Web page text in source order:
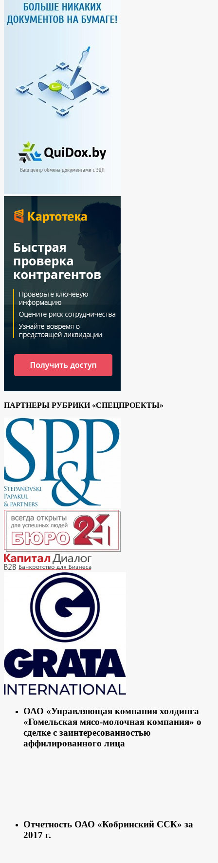
ПАРТНЕРЫ РУБРИКИ «СПЕЦПРОЕКТЫ»
ОАО «Управляющая компания холдинга
«Гомельская мясо-молочная компания» о
сделке с заинтересованностью
аффилированного лица
Отчетность ОАО «Кобринский ССК» за
2017 г.